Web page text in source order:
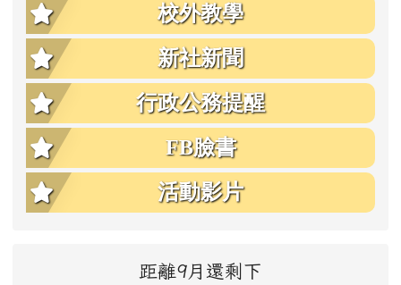
校外教學
新社新聞
行政公務提醒
FB臉書
活動影片
距離9月還剩下